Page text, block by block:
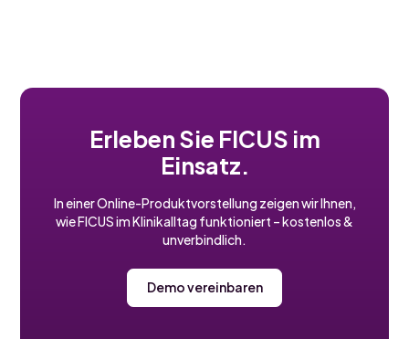
Erleben Sie FICUS im
Einsatz.
In einer Online-Produktvorstellung zeigen wir Ihnen,
wie FICUS im Klinikalltag funktioniert – kostenlos &
unverbindlich.
Demo vereinbaren